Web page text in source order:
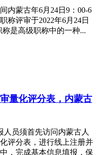
内蒙古年6月24日9：00-6
称评审于2022年6月24日
称是高级职称中的一种...
量化评分表，内蒙古
员须首先访问内蒙古人
评分表，进行线上注册并
，完成基本信息填报，保